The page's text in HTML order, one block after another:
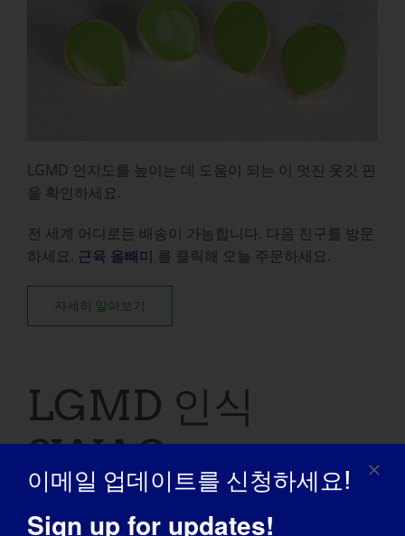
LGMD 인지도를 높이는 데 도움이 되는 이 멋진 옷깃 핀
을 확인하세요.
전 세계 어디로든 배송이 가능합니다. 다음 친구를 방문
하세요. 근육 올빼미 를 클릭해 오늘 주문하세요.
자세히 알아보기
LGMD 인식
SWAG
인식 개선에 도움이 되는 LGMD 인식의 날 티셔츠, 스웨
이메일 업데이트를 신청하세요!
Sign up for updates!